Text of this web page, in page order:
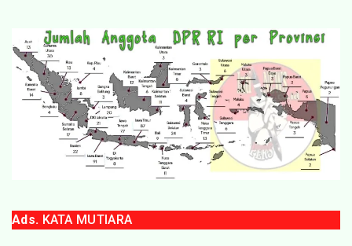
Ads. KATA MUTIARA